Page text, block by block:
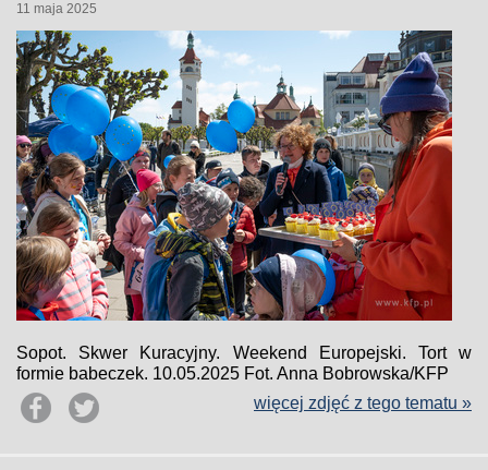
11 maja 2025
Sopot. Skwer Kuracyjny. Weekend Europejski. Tort w
formie babeczek. 10.05.2025 Fot. Anna Bobrowska/KFP
więcej zdjęć z tego tematu »